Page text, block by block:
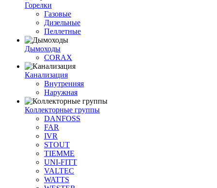
Горелки
Газовые
Дизельные
Пеллетные
Дымоходы
CORAX
Канализация
Внутренняя
Наружная
Коллекторные группы
DANFOSS
FAR
IVR
STOUT
TIEMME
UNI-FITT
VALTEC
WATTS